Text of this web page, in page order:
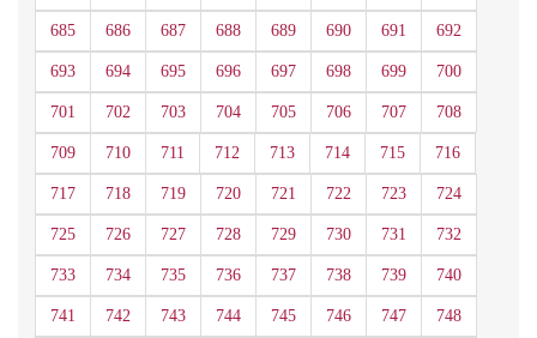
685 686 687 688 689 690 691 692
693 694 695 696 697 698 699 700
701 702 703 704 705 706 707 708
709 710 711 712 713 714 715 716
717 718 719 720 721 722 723 724
725 726 727 728 729 730 731 732
733 734 735 736 737 738 739 740
741 742 743 744 745 746 747 748